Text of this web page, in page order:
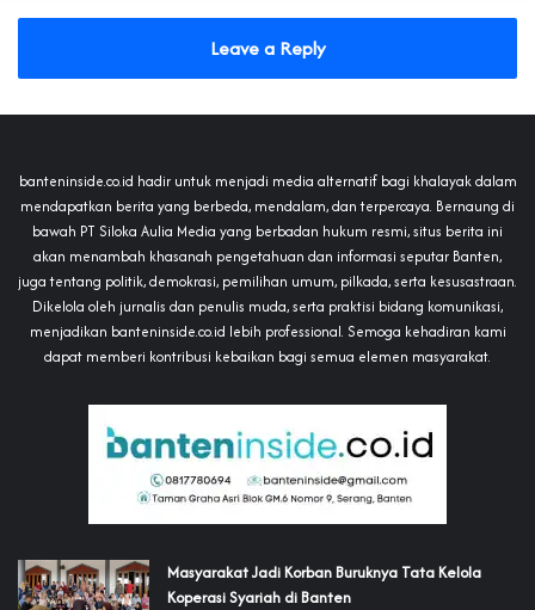
Leave a Reply
banteninside.co.id hadir untuk menjadi media alternatif bagi khalayak dalam
mendapatkan berita yang berbeda, mendalam, dan terpercaya. Bernaung di
bawah PT Siloka Aulia Media yang berbadan hukum resmi, situs berita ini
akan menambah khasanah pengetahuan dan informasi seputar Banten,
juga tentang politik, demokrasi, pemilihan umum, pilkada, serta kesusastraan.
Dikelola oleh jurnalis dan penulis muda, serta praktisi bidang komunikasi,
menjadikan banteninside.co.id lebih professional. Semoga kehadiran kami
dapat memberi kontribusi kebaikan bagi semua elemen masyarakat.
‎Masyarakat Jadi Korban Buruknya Tata Kelola
Koperasi Syariah di Banten